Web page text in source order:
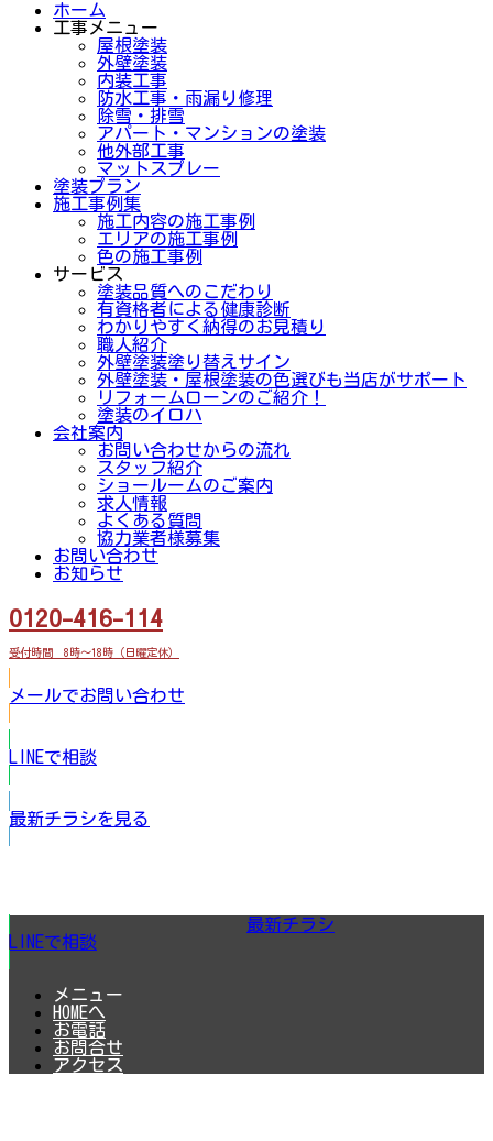
ホーム
工事メニュー
屋根塗装
外壁塗装
内装工事
防水工事・雨漏り修理
除雪・排雪
アパート・マンションの塗装
他外部工事
マットスプレー
塗装プラン
施工事例集
施工内容の施工事例
エリアの施工事例
色の施工事例
サービス
塗装品質へのこだわり
有資格者による健康診断
わかりやすく納得のお見積り
職人紹介
外壁塗装塗り替えサイン
外壁塗装・屋根塗装の色選びも当店がサポート
リフォームローンのご紹介！
塗装のイロハ
会社案内
お問い合わせからの流れ
スタッフ紹介
ショールームのご案内
求人情報
よくある質問
協力業者様募集
お問い合わせ
お知らせ
0120-416-114
受付時間 8時～18時（日曜定休）
メールでお問い合わせ
LINEで相談
最新チラシを見る
LINEで相談
最新チラシ
メニュー
HOMEへ
お電話
お問合せ
アクセス